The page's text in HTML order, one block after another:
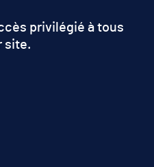
privilégié à tous